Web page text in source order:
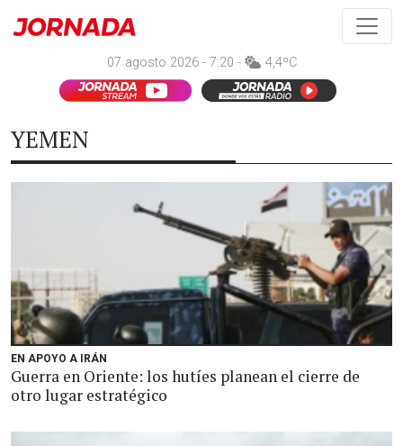
07 agosto 2026 - 7:20 - 4,4ºC
YEMEN
EN APOYO A IRÁN
Guerra en Oriente: los hutíes planean el cierre de
otro lugar estratégico